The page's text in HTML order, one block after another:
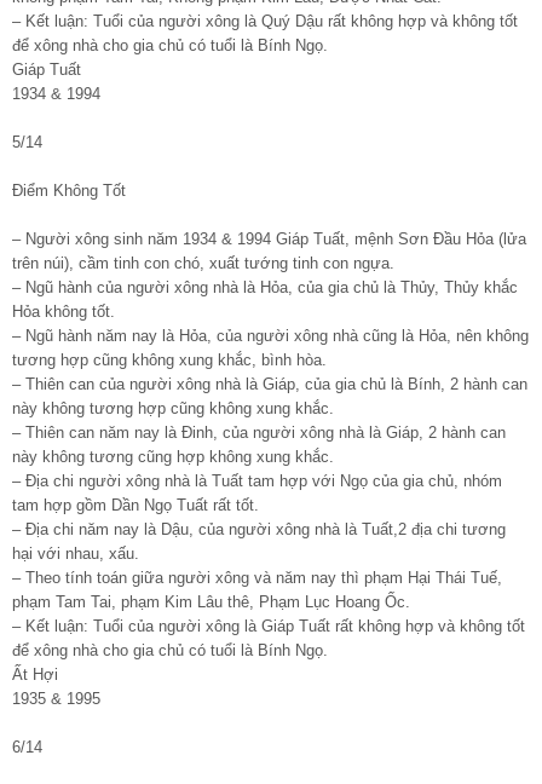
– Kết luận: Tuổi của người xông là Quý Dậu rất không hợp và không tốt
để xông nhà cho gia chủ có tuổi là Bính Ngọ.
Giáp Tuất
1934 & 1994
5/14
Điểm Không Tốt
– Người xông sinh năm 1934 & 1994 Giáp Tuất, mệnh Sơn Đầu Hỏa (lửa
trên núi), cầm tinh con chó, xuất tướng tinh con ngựa.
– Ngũ hành của người xông nhà là Hỏa, của gia chủ là Thủy, Thủy khắc
Hỏa không tốt.
– Ngũ hành năm nay là Hỏa, của người xông nhà cũng là Hỏa, nên không
tương hợp cũng không xung khắc, bình hòa.
– Thiên can của người xông nhà là Giáp, của gia chủ là Bính, 2 hành can
này không tương hợp cũng không xung khắc.
– Thiên can năm nay là Đinh, của người xông nhà là Giáp, 2 hành can
này không tương cũng hợp không xung khắc.
– Địa chi người xông nhà là Tuất tam hợp với Ngọ của gia chủ, nhóm
tam hợp gồm Dần Ngọ Tuất rất tốt.
– Địa chi năm nay là Dậu, của người xông nhà là Tuất,2 địa chi tương
hại với nhau, xấu.
– Theo tính toán giữa người xông và năm nay thì phạm Hại Thái Tuế,
phạm Tam Tai, phạm Kim Lâu thê, Phạm Lục Hoang Ốc.
– Kết luận: Tuổi của người xông là Giáp Tuất rất không hợp và không tốt
để xông nhà cho gia chủ có tuổi là Bính Ngọ.
Ất Hợi
1935 & 1995
6/14